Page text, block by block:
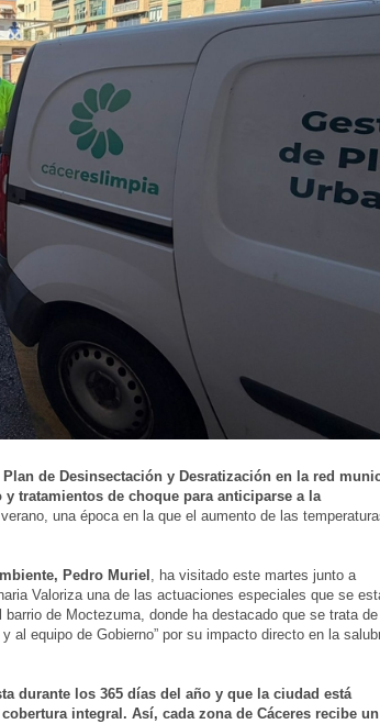
Plan de Desinsectación y Desratización en la red
tratamientos de choque para anticiparse a la
una época en la que el aumento de las
Pedro Muriel , ha visitado este martes junto a
Valoriza una de las actuaciones especiales que se
de Moctezuma, donde ha destacado que se trata de
al equipo de Gobierno” por su impacto directo en la
durante los 365 días del año y que la ciudad está
integral. Así, cada zona de Cáceres recibe un